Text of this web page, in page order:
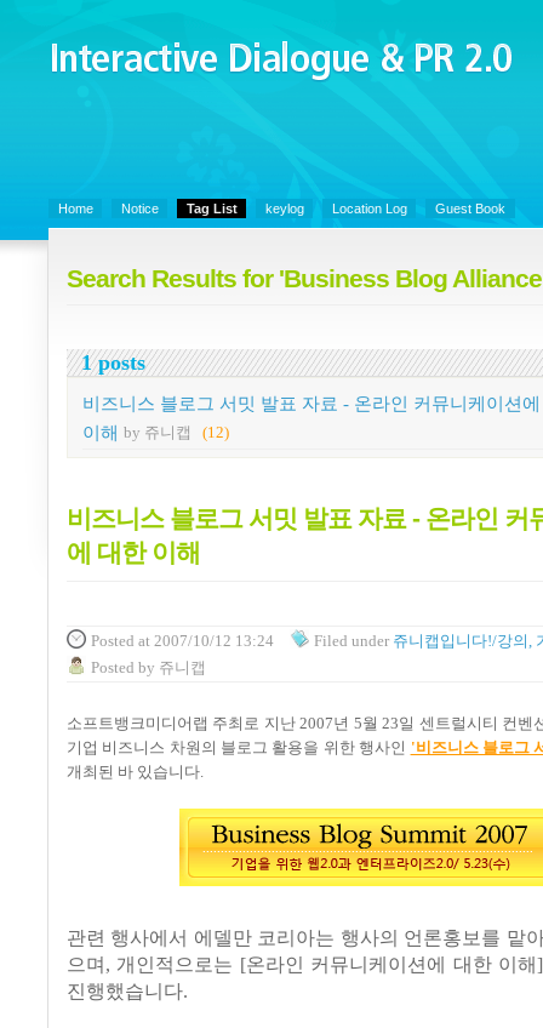
Interactive Dialogue &
PR 2.0
Home Notice Tag List keylog Location Log Guest Book
Search Results for 'Business Blog
1 posts
비즈니스 블로그 서밋 발표 자료 - 온라인 커뮤니케이션
이해 by 쥬니캡 (12)
비즈니스 블로그 서밋 발표 자료 - 온라인 커
에 대한 이해
Posted at 2007/10/12 13:24 Filed under 쥬니캡입니다!/강의,
Posted by 쥬니캡
소프트뱅크미디어랩 주최로 지난 2007년 5월 23일 센트럴시티 컨벤
기업 비즈니스 차원의 블로그 활용을 위한 행사인 '비즈니스 블로그
개최된 바 있습니다.
관련 행사에서 에델만 코리아는 행사의 언론홍보를 맡
으며, 개인적으로는 [온라인 커뮤니케이션에 대한 이
진행했습니다.